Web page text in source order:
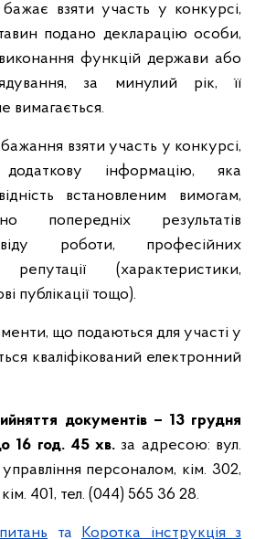
взяти участь у конкурсі,
подано декларацію особи,
функцій держави або
за минулий рік, її
вимагається.
взяти участь у конкурсі,
інформацію, яка
встановленим вимогам,
попередніх результатів
роботи, професійних
репутації (характеристики,
публікації тощо).
що подаються для участі у
кваліфікований електронний
документів – 13 грудня
год. 45 хв.за адресою: вул.
персоналом, кім. 302,
401, тел. (044) 565 36 28.
та Коротка інструкція з